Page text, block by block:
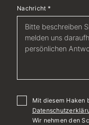
Nachricht *
Mit diesem Haken
Wir nehmen den